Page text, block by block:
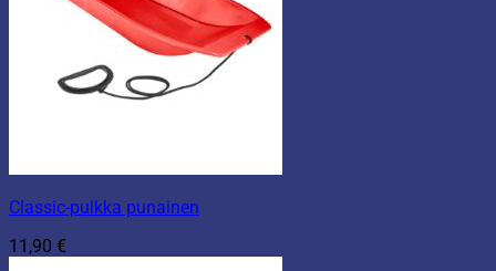
Classic-pulkka punainen
11,90 €